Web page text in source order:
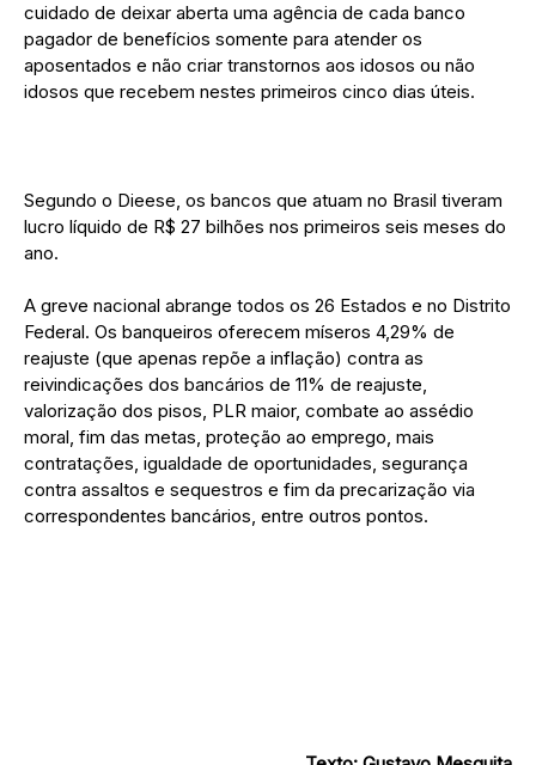
cuidado de deixar aberta uma agência de cada banco
pagador de benefícios somente para atender os
aposentados e não criar transtornos aos idosos ou não
idosos que recebem nestes primeiros cinco dias úteis.
Segundo o Dieese, os bancos que atuam no Brasil tiveram
lucro líquido de R$ 27 bilhões nos primeiros seis meses do
ano.
A greve nacional abrange todos os 26 Estados e no Distrito
Federal. Os banqueiros oferecem míseros 4,29% de
reajuste (que apenas repõe a inflação) contra as
reivindicações dos bancários de 11% de reajuste,
valorização dos pisos, PLR maior, combate ao assédio
moral, fim das metas, proteção ao emprego, mais
contratações, igualdade de oportunidades, segurança
contra assaltos e sequestros e fim da precarização via
correspondentes bancários, entre outros pontos.